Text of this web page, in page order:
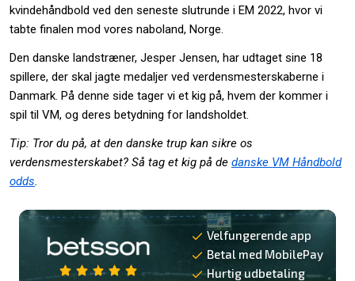
kvindehåndbold ved den seneste slutrunde i EM 2022, hvor vi
tabte finalen mod vores naboland, Norge.
Den danske landstræner, Jesper Jensen, har udtaget sine 18
spillere, der skal jagte medaljer ved verdensmesterskaberne i
Danmark. På denne side tager vi et kig på, hvem der kommer i
spil til VM, og deres betydning for landsholdet.
Tip: Tror du på, at den danske trup kan sikre os
verdensmesterskabet? Så tag et kig på de danske VM Håndbold
odds.
Velfungerende app
Betal med MobilePay
Hurtig udbetaling